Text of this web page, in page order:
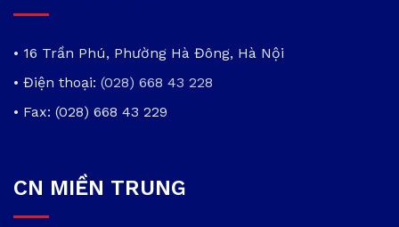
• 16 Trần Phú, Phường Hà Đông, Hà Nội
• Điện thoại: (028) 668 43 228
• Fax: (028) 668 43 229
CN MIỀN TRUNG